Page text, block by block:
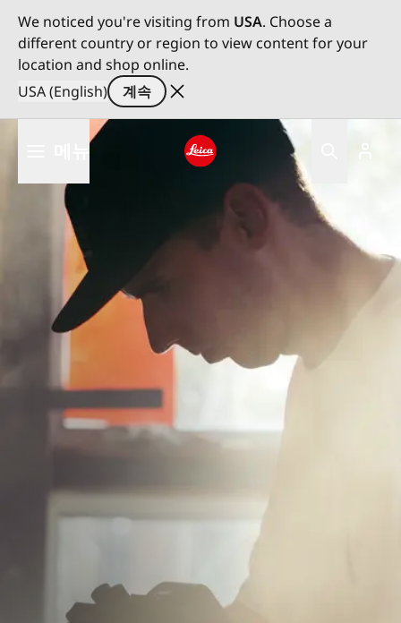
We noticed you're visiting from USA. Choose a
different country or region to view content for your
location and shop online.
USA (English)
계속
Leica logo - Home